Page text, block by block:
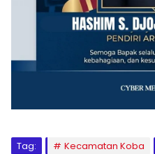
Tag: Kecamatan Koba